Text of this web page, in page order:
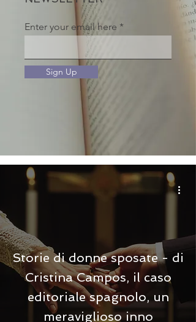
Enter your email here
Sign Up
Storie di donne sposate - di
Cristina Campos, il caso
editoriale spagnolo, un
meraviglioso inno